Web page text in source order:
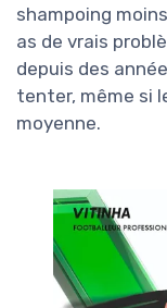
shampoing
as de vrais
depuis des
tenter, même si
moyenne.